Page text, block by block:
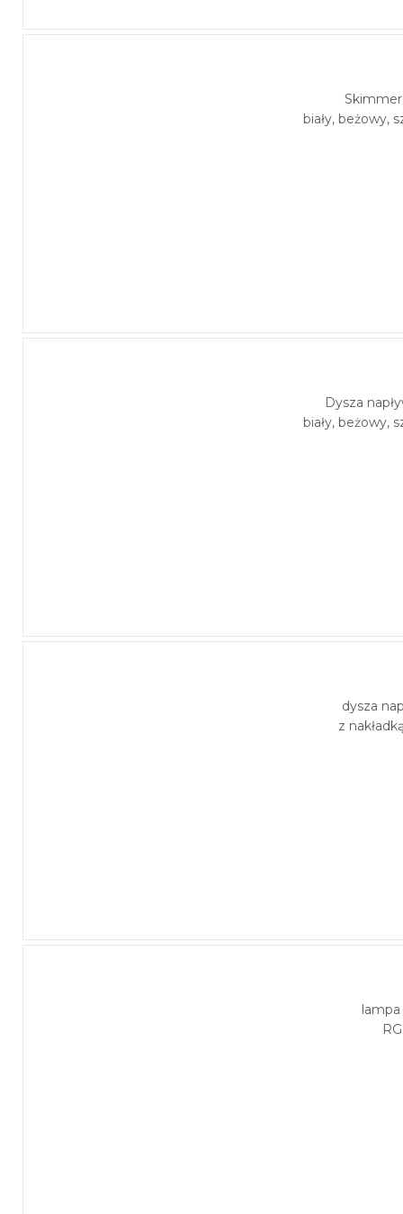
biały, beżowy,
Dysza
biały, beżowy,
dysza
z